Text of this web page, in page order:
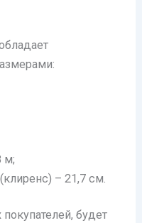
м;
– 21,7 см.
будет